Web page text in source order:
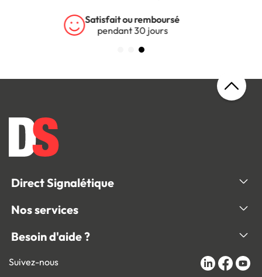
Garantie 5 ans
sur tous nos produits
Direct Signalétique
Nos services
Besoin d'aide ?
Suivez-nous